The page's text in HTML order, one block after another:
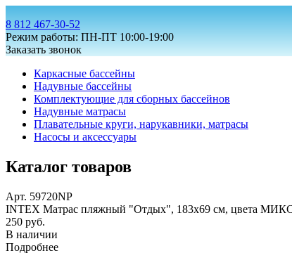
8 812 467-30-52
Режим работы: ПН-ПТ 10:00-19:00
Заказать звонок
Каркасные бассейны
Надувные бассейны
Комплектующие для сборных бассейнов
Надувные матрасы
Плавательные круги, нарукавники, матрасы
Насосы и аксессуары
Каталог товаров
Арт. 59720NP
INTEX Матрас пляжный "Отдых", 183х69 см, цвета
250 руб.
В наличии
Подробнее